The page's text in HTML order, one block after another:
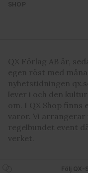
SHOP
QX Förlag AB är,
egen röst med
nyhetstidningen
lever i och den
om. I QX Shop
varor. Vi
regelbundet event
verket.
Följ QX-